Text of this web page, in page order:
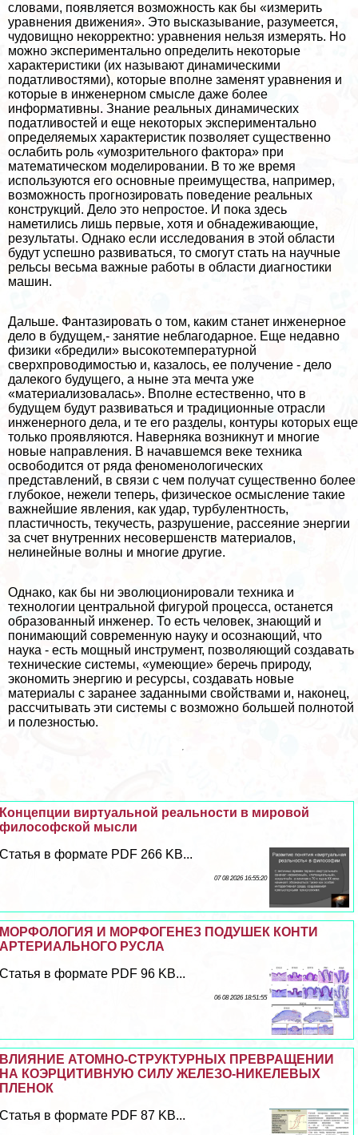
словами, появляется возможность как бы «измерить
уравнения движения». Это высказывание, разумеется,
чудовищно некорректно: уравнения нельзя измерять. Но
можно экспериментально определить некоторые
хаpaктеристики (их называют динамическими
податливостями), которые вполне заменят уравнения и
которые в инженерном смысле даже более
информативны. Знание реальных динамических
податливостей и еще некоторых экспериментально
определяемых хаpaктеристик позволяет существенно
ослабить роль «умозрительного фактора» при
математическом моделировании. В то же время
используются его основные преимущества, например,
возможность прогнозировать поведение реальных
конструкций. Дело это непростое. И пока здесь
наметились лишь первые, хотя и обнадеживающие,
результаты. Однако если исследования в этой области
будут успешно развиваться, то смогут стать на научные
рельсы весьма важные работы в области диагностики
машин.
Дальше. Фантазировать о том, каким станет инженерное
дело в будущем,- занятие нeблагодарное. Еще недавно
физики «бредили» высокотемпературной
сверхпроводимостью и, казалось, ее получение - дело
далекого будущего, а ныне эта мечта уже
«материализовалась». Вполне естественно, что в
будущем будут развиваться и традиционные отрасли
инженерного дела, и те его разделы, контуры которых еще
только проявляются. Наверняка возникнут и многие
новые направления. В начавшемся веке техника
освободится от ряда феноменологических
представлений, в связи с чем получат существенно более
глубокое, нежели теперь, физическое осмысление такие
важнейшие явления, как удар, турбулентность,
пластичность, текучесть, разрушение, рассеяние энергии
за счет внутренних несовершенств материалов,
нелинейные волны и многие другие.
Однако, как бы ни эволюционировали техника и
технологии центральной фигурой процесса, останется
образованный инженер. То есть человек, знающий и
понимающий современную науку и осознающий, что
наука - есть мощный инструмент, позволяющий создавать
технические системы, «умеющие» беречь природу,
экономить энергию и ресурсы, создавать новые
материалы с заранее заданными свойствами и, наконец,
рассчитывать эти системы с возможно большей полнотой
и полезностью.
Концепции виртуальной реальности в мировой
философской мысли
Статья в формате PDF 266 KB...
07 08 2026 16:55:20
МОРФОЛОГИЯ И МОРФОГЕНЕЗ ПОДУШЕК КОНТИ
АРТЕРИАЛЬНОГО РУСЛА
Статья в формате PDF 96 KB...
06 08 2026 18:51:55
ВЛИЯНИЕ АТОМНО-СТРУКТУРНЫХ ПРЕВРАЩЕНИИ
НА КОЭРЦИТИВНУЮ СИЛУ ЖЕЛЕЗО-НИКЕЛЕВЫХ
ПЛЕНОК
Статья в формате PDF 87 KB...